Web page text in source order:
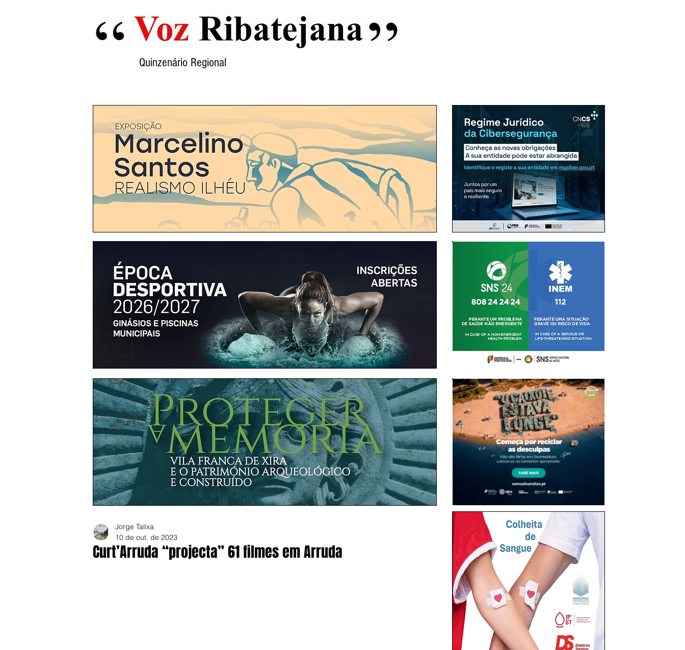
Quinzenário Regional
Curt’Arruda “projecta” 61 filmes em Arruda
Jorge Talixa
10 de out. de 2023